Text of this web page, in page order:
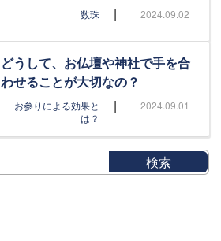
数珠 | 2024.09.02
どうして、お仏壇や神社で手を合
わせることが大切なの？
お参りによる効果と
は？
| 2024.09.01